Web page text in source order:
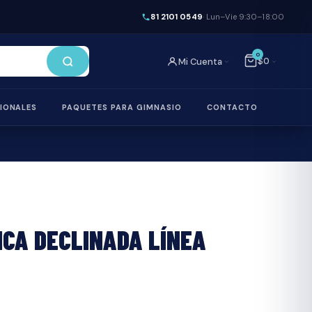
81 2101 0549· Lun–Vie 9:30–18:00
Mi Cuenta
0
$0
Línea Titan Línea LV Bancas
PAQUETES PARA GIMNASIO CONTACTO
DECLINADA LÍNEA
cantidad